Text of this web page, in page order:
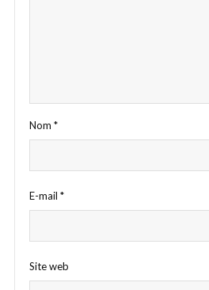
Nom *
E-mail *
Site web